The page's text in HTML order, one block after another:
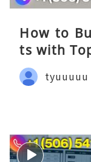
How to
ts​ with
tyuuuuu